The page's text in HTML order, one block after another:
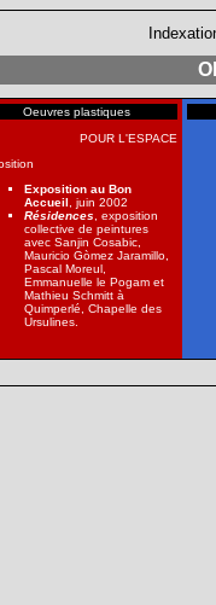
Oeuvres plastiques
POUR L'ESPACE
Exposition au Bon
Accueil , juin 2002
Résidences , exposition
collective de peintures
avec Sanjin Cosabic,
Mauricio Gòmez Jaramillo,
Pascal Moreul,
Emmanuelle le Pogam et
Mathieu Schmitt à
Quimperlé, Chapelle des
Ursulines.